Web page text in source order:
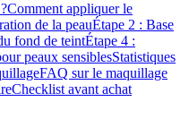
Comment appliquer le
de la peauÉtape 2 : Base
fond de teintÉtape 4 :
peaux sensiblesStatistiques
FAQ sur le maquillage
Checklist avant achat